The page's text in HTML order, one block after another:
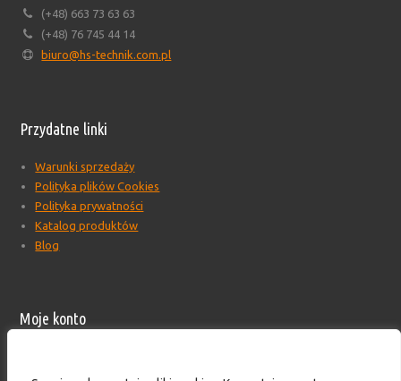
(+48) 663 73 63 63
(+48) 76 745 44 14
biuro@hs-technik.com.pl
Przydatne linki
Warunki sprzedaży
Polityka plików Cookies
Polityka prywatności
Katalog produktów
Blog
Moje konto
Formularz wyceny produktów